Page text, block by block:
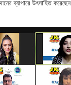
ব্যাপারে উৎসাহিত